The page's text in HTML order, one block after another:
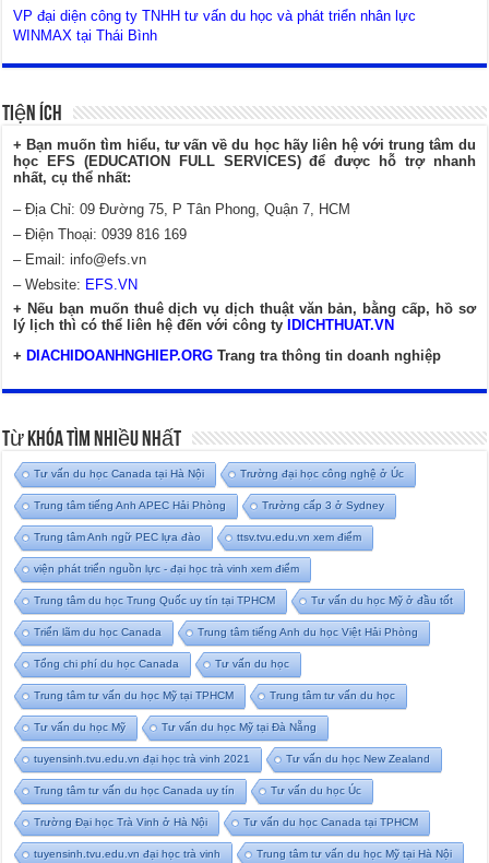
VP đại diện công ty TNHH tư vấn du học và phát triển nhân lực
WINMAX tại Thái Bình
Tiện Ích
+ Bạn muốn tìm hiểu, tư vấn về du học hãy liên hệ với trung tâm du
học EFS (EDUCATION FULL SERVICES) để được hỗ trợ nhanh
nhất, cụ thể nhất:
– Địa Chỉ: 09 Đường 75, P Tân Phong, Quận 7, HCM
– Điện Thoại: 0939 816 169
– Email:info@efs.vn
– Website: EFS.VN
+ Nếu bạn muốn thuê dịch vụ dịch thuật văn bản, bằng cấp, hồ sơ
lý lịch thì có thể liên hệ đến với công ty
IDICHTHUAT.VN
+ DIACHIDOANHNGHIEP.ORG Trang tra thông tin doanh nghiệp
Từ Khóa Tìm Nhiều Nhất
Tư vấn du học Canada tại Hà Nội Trường đại học công nghệ ở Úc
Trung tâm tiếng Anh APEC Hải Phòng Trường cấp 3 ở Sydney
Trung tâm Anh ngữ PEC lựa đào ttsv.tvu.edu.vn xem điểm
viện phát triển nguồn lực - đại học trà vinh xem điểm
Trung tâm du học Trung Quốc uy tín tại TPHCM Tư vấn du học Mỹ ở đầu tốt
Triển lãm du học Canada Trung tâm tiếng Anh du học Việt Hải Phòng
Tổng chi phí du học Canada Tư vấn du học
Trung tâm tư vấn du học Mỹ tại TPHCM Trung tâm tư vấn du học
Tư vấn du học Mỹ Tư vấn du học Mỹ tại Đà Nẵng
tuyensinh.tvu.edu.vn đại học trà vinh 2021 Tư vấn du học New Zealand
Trung tâm tư vấn du học Canada uy tín Tư vấn du học Úc
Trường Đại học Trà Vinh ở Hà Nội Tư vấn du học Canada tại TPHCM
tuyensinh.tvu.edu.vn đại học trà vinh Trung tâm tư vấn du học Mỹ tại Hà Nội